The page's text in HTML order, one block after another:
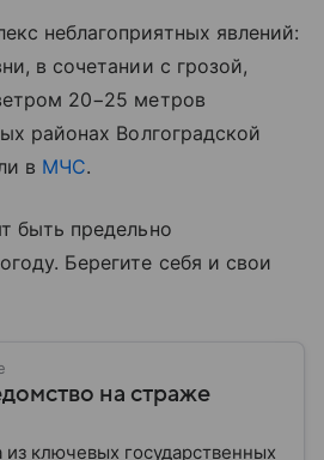
неблагоприятных явлений:
в сочетании с грозой,
20−25 метров
районах Волгоградской
в МЧС.
быть предельно
Берегите себя и свои
на страже
ключевых государственных